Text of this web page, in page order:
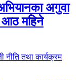
अगुवा
आठ महिने